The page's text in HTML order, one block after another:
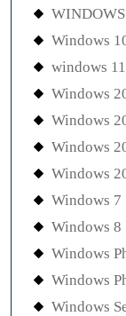
WINDOWS
Windows
windows 11
Windows
Windows
Windows
Windows
Windows 7
Windows 8
Windows
Windows
Windows